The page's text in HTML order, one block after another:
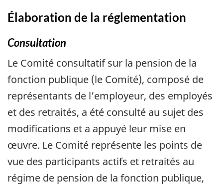
Élaboration de la réglementation
Consultation
Le Comité consultatif sur la pension de la
fonction publique (le Comité), composé de
représentants de l’employeur, des employés
et des retraités, a été consulté au sujet des
modifications et a appuyé leur mise en
œuvre. Le Comité représente les points de
vue des participants actifs et retraités au
régime de pension de la fonction publique,